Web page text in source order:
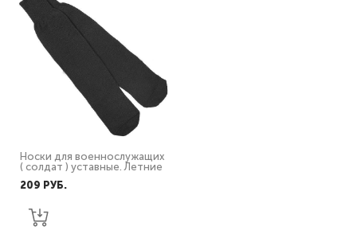
Носки для военнослужащих
( солдат ) уставные. Летние
209 PУБ.